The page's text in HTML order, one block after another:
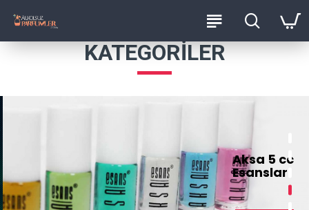
KATEGORILER
Aksa 5 cc
Esanslar